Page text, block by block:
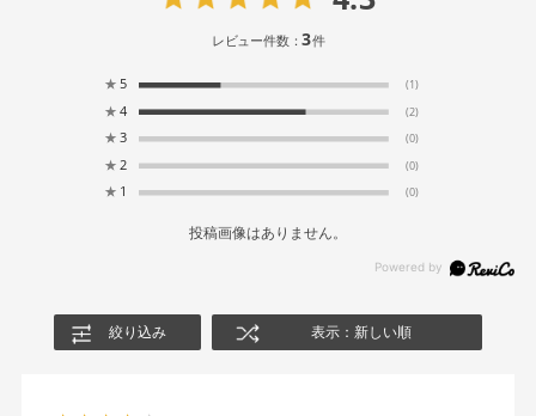
レビュー件数：3件
★ 5 (1)
★ 4 (2)
★ 3 (0)
★ 2 (0)
★ 1 (0)
投稿画像はありません。
絞り込み 表示：新しい順